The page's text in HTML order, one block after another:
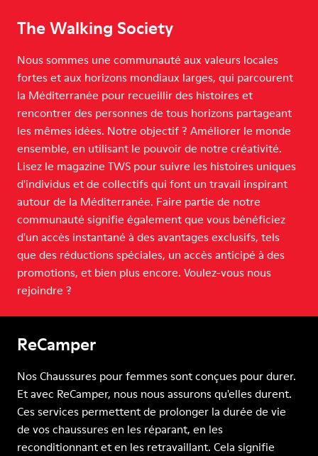
The Walking Society
Nous sommes une communauté aux valeurs locales
fortes et aux horizons mondiaux larges, qui parcourent
la Méditerranée pour recueillir des histoires et
rencontrer des personnes de tous horizons partageant
les mêmes idées. Notre objectif ? Améliorer le monde
ensemble, en utilisant le pouvoir de notre créativité.
Lisez le magazine TWS pour suivre les histoires uniques
d'individus et de collectifs qui font un travail inspirant
autour de la Méditerranée. Faire partie de notre
communauté signifie également que vous bénéficiez
d'un accès instantané à des avantages exclusifs, tels
que des réductions spéciales, un accès anticipé à des
promotions, et bien plus encore. Voulez-vous nous
rejoindre ?
ReCamper
Nos Chaussures pour femmes sont conçues pour durer.
Et avec ReCamper, nous nous assurons qu'elles durent.
Ces services permettent de prolonger la durée de vie
de vos chaussures en les réparant, en les
reconditionnant et en les retravaillant. Cela signifie